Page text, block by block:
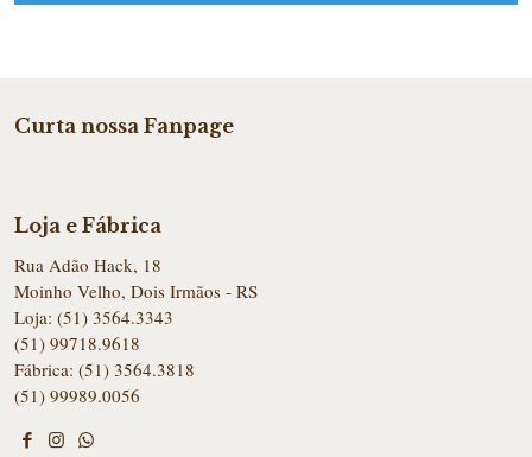
Páscoa 2026
Curta nossa Fanpage
Loja e Fábrica
Rua Adão Hack, 18
Moinho Velho, Dois Irmãos - RS
Loja: (51) 3564.3343
(51) 99718.9618
Fábrica: (51) 3564.3818
(51) 99989.0056